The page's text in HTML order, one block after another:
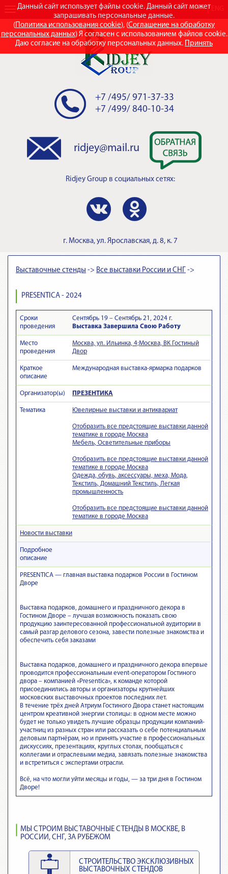
Данный сайт использует файлы cookie. Данный сайт может
запрашивать персональные данные.
(Политика использования cookie), (Соглашение на обработку
персональных данных) Я согласен с использованием файлов cookie.
Даю согласие на обработку персональных данных. Принять
RUS
+7 /495/ 971-37-33
+7 /499/ 840-10-34
ridjey@mail.ru
Ridjey Group в социальных сетях:
г. Москва, ул. Ярославская, д. 8, к. 7
Выставочные стенды -> Все выставки России и СНГ ->
PRESENTICA - 2024
Сроки
проведения
Сентябрь 19 – Сентябрь 21, 2024 г.
Выставка Завершила Свою Работу
Место
проведения
Москва, ул. Ильинка, 4;Москва, ВК Гостиный
Двор
Краткое
описание
Международная выставка-ярмарка подарков
Организатор(ы) ПРЕЗЕНТИКА
Тематика Ювелирные выставки и антиквариат
Отобразить все предстоящие выставки данной
тематике в городе Москва
Мебель, Осветительные приборы
Отобразить все предстоящие выставки данной
тематике в городе Москва
Одежда, обувь, аксессуары, меха, Мода,
Текстиль, Домашний Текстиль, Легкая
промышленность
Отобразить все предстоящие выставки данной
тематике в городе Москва
Новости выставки
Подробное
описание
PRESENTICA — главная выставка подарков России в Гостином
Дворе
Выставка подарков, домашнего и праздничного декора в
Гостином Дворе – лучшая возможность показать свою
продукцию заинтересованной профессиональной аудитории в
самый разгар делового сезона, завести полезные знакомства и
обеспечить себя заказами
Выставка подарков, домашнего и праздничного декора впервые
проводится профессиональным event-оператором Гостиного
двора – компанией «Presentica», к команде которой
присоединились авторы и организаторы крупнейших
московских выставочных проектов последних лет.
В течение трёх дней Атриум Гостиного Двора станет настоящим
центром креативной энергии столицы: в одном месте можно
будет не только увидеть лучшие образцы продукции компаний-
участниц из разных стран или рассказать о себе потенциальным
деловым партнёрам, но и принять участие в профессиональных
дискуссиях, презентациях, круглых столах, пообщаться с
коллегами и отраслевыми медиа, завязать полезные знакомства
и встретиться с экспертами отрасли.
Всё, на что могли уйти месяцы и годы, — за три дня в Гостином
Дворе!
МЫ СТРОИМ ВЫСТАВОЧНЫЕ СТЕНДЫ В МОСКВЕ, В
РОССИИ, СНГ, ЗА РУБЕЖОМ
СТРОИТЕЛЬСТВО ЭКСКЛЮЗИВНЫХ
ВЫСТАВОЧНЫХ СТЕНДОВ